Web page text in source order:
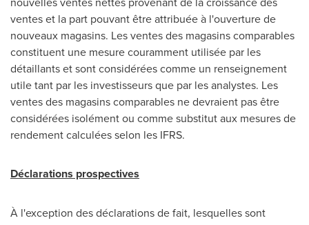
ventes et la part pouvant être attribuée à l'ouverture de
nouveaux magasins. Les ventes des magasins comparables
constituent une mesure couramment utilisée par les
détaillants et sont considérées comme un renseignement
utile tant par les investisseurs que par les analystes. Les
ventes des magasins comparables ne devraient pas être
considérées isolément ou comme substitut aux mesures de
rendement calculées selon les IFRS.
Déclarations prospectives
À l'exception des déclarations de fait, lesquelles sont